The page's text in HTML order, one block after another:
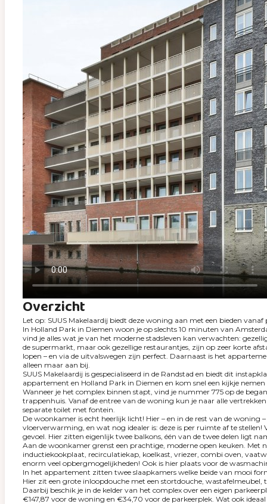
Overzicht
Let op: SUUS Makelaardij biedt deze woning aan met een bieden vanaf
In Holland Park in Diemen woon je op slechts 10 minuten van
vind je alles wat je van het moderne stadsleven kan verwachten:
de supermarkt, maar ook gezellige restaurantjes, zijn op zeer korte
lopen – en via de uitvalswegen zijn perfect. Daarnaast is het
alleen maar aan bij.
SUUS Makelaardij is gespecialiseerd in de Randstad en biedt dit
appartement en Holland Park in Diemen en kom snel een kijkje
Wanneer je het complex binnen stapt, vind je nummer 775 op de
trappenhuis. Vanaf de entree van de woning kun je naar alle
separate toilet met fontein.
De woonkamer is echt heerlijk licht! Hier – en in de rest van de
vloerverwarming, en wat nog idealer is: deze is per ruimte af te
gevoel. Hier zitten eigenlijk twee balkons, één van de twee delen ligt
Aan de woonkamer grenst een prachtige, moderne open keuken. Met
inductiekookplaat, recirculatiekap, koelkast, vriezer, combi oven,
enorm veel opbergmogelijkheden! Ook is hier plaats voor de
In het appartement zitten twee slaapkamers welke beide van mooi
Hier zit een grote inloopdouche met een stortdouche,
Daarbij beschik je in de kelder van het complex over een eigen
€147,87 voor de woning en €34,70 voor de parkeerplek. Wat ook